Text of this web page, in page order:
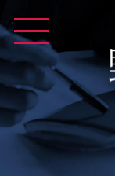
to
content